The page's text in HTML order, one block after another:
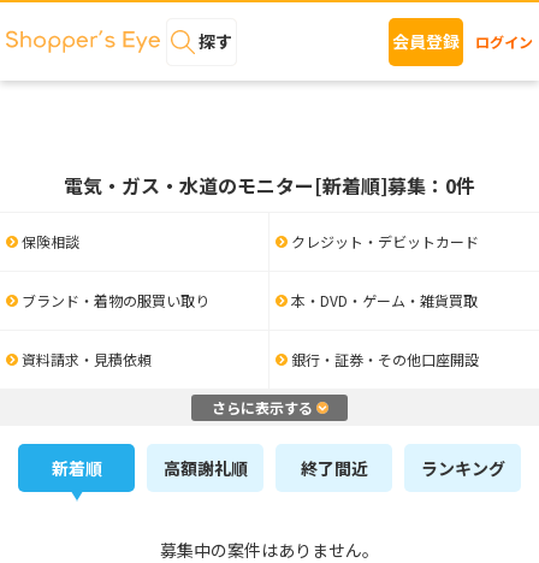
探す 会員登録 ログイン
電気・ガス・水道のモニター[新着順]募集：0件
保険相談 クレジット・デビットカード
ブランド・着物の服買い取り 本・DVD・ゲーム・雑貨買取
資料請求・見積依頼 銀行・証券・その他口座開設
さらに表示する
新着順 高額謝礼順 終了間近 ランキング
募集中の案件はありません。